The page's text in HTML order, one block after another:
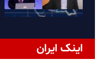
اینک ایران